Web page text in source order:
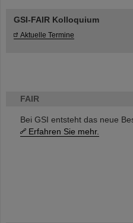
FAIR
Bei GSI entsteht das neue
Erfahren Sie mehr.
GSI-FAIR Kolloquium
Aktuelle Termine